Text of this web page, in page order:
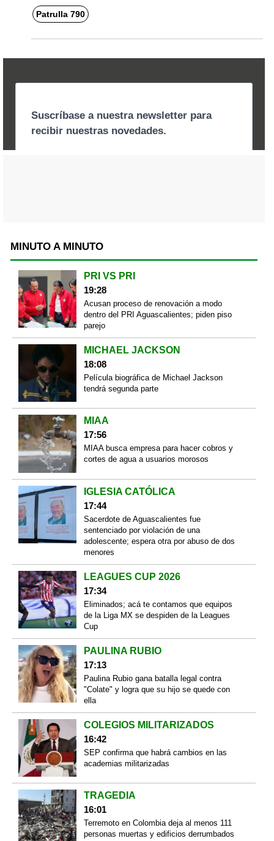
Patrulla 790
MINUTO A MINUTO
PRI VS PRI
19:28
Acusan proceso de renovación a modo
dentro del PRI Aguascalientes; piden piso
parejo
MICHAEL JACKSON
18:08
Película biográfica de Michael Jackson
tendrá segunda parte
MIAA
17:56
MIAA busca empresa para hacer cobros y
cortes de agua a usuarios morosos
IGLESIA CATÓLICA
17:44
Sacerdote de Aguascalientes fue
sentenciado por violación de una
adolescente; espera otra por abuso de dos
menores
LEAGUES CUP 2026
17:34
Eliminados; acá te contamos que equipos
de la Liga MX se despiden de la Leagues
Cup
PAULINA RUBIO
17:13
Paulina Rubio gana batalla legal contra
"Colate" y logra que su hijo se quede con
ella
COLEGIOS MILITARIZADOS
16:42
SEP confirma que habrá cambios en las
academias militarizadas
TRAGEDIA
16:01
Terremoto en Colombia deja al menos 111
personas muertas y edificios derrumbados